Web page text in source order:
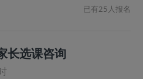
已有25人报名
长选课咨询